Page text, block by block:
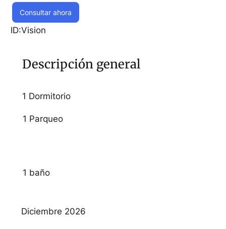
Consultar ahora
ID:Vision
Descripción general
1 Dormitorio
1 baño
1 Parqueo
Diciembre 2026